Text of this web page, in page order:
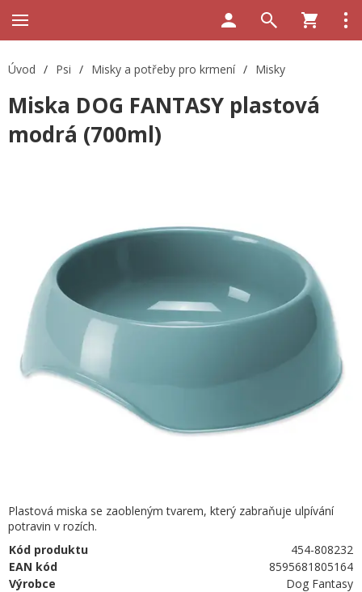
Úvod / Psi / Misky a potřeby pro krmení / Misky
Miska DOG FANTASY plastová
modrá (700ml)
Plastová miska se zaobleným tvarem, který zabraňuje ulpívání
potravin v rozích.
Kód produktu
454-808232
EAN kód
8595681805164
Výrobce
Dog Fantasy